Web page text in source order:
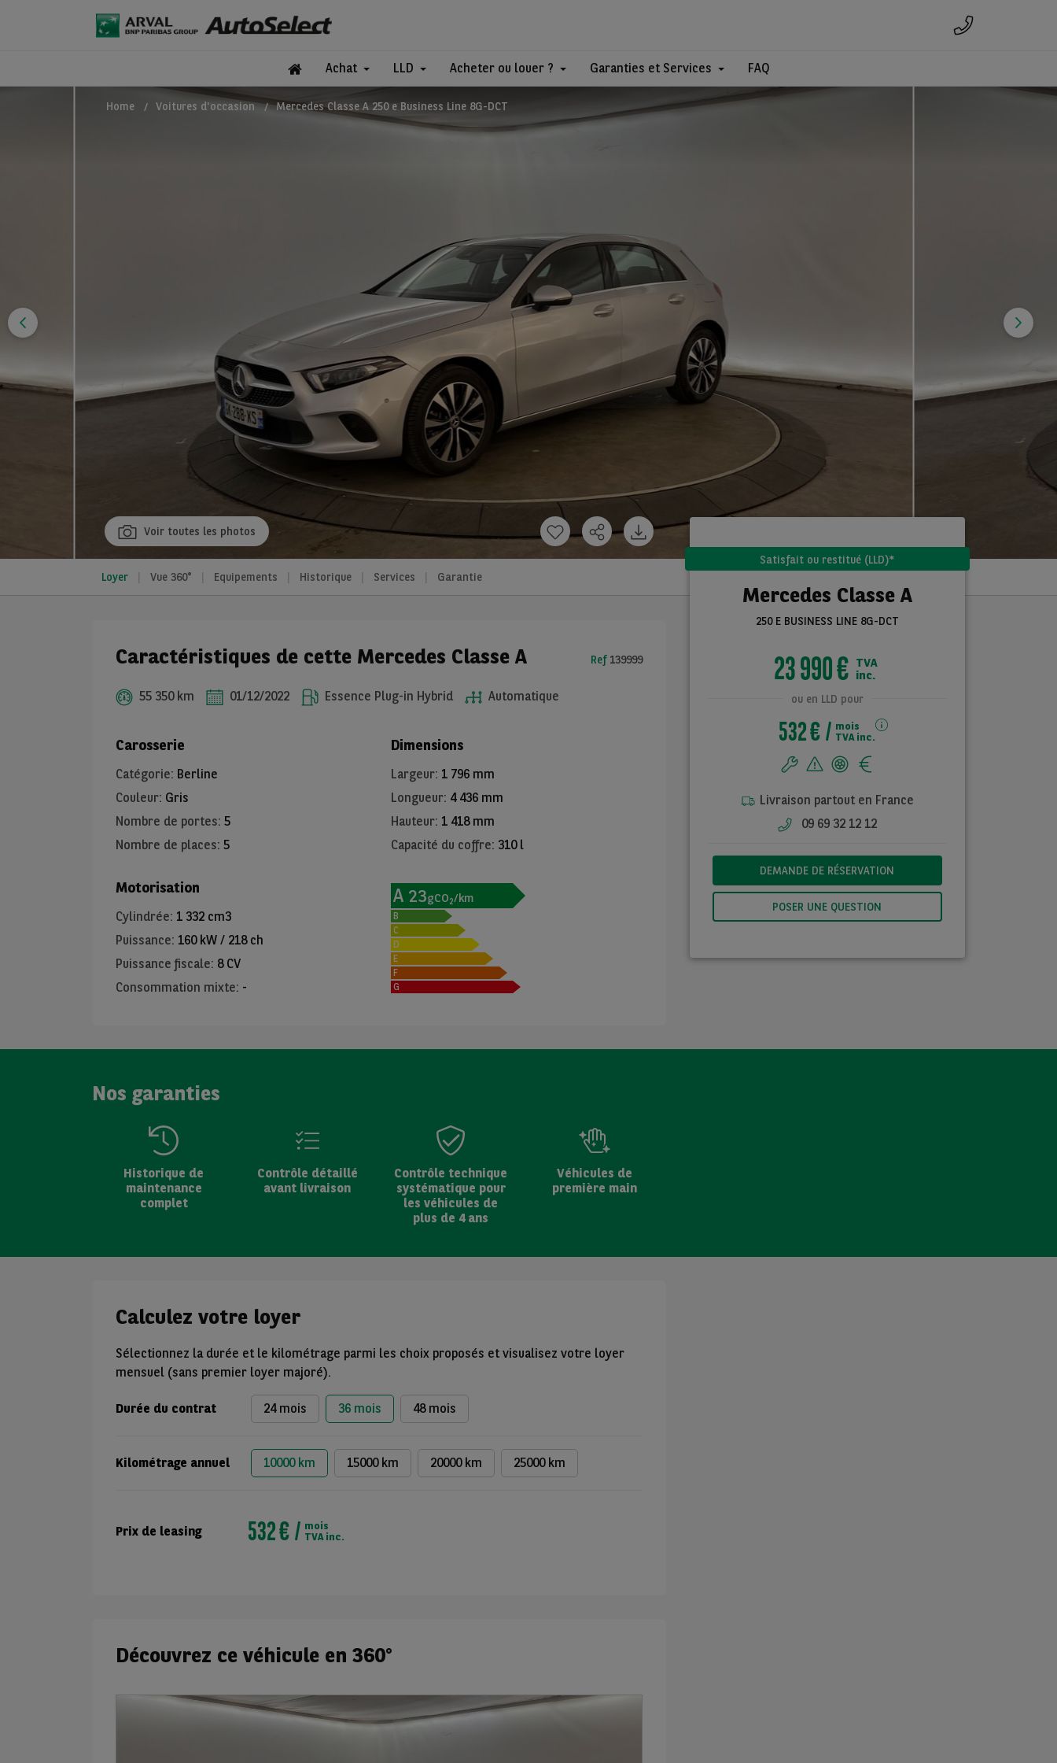
Achat LLD Acheter ou louer ? Garanties et Services FAQ
Home Voitures d'occasion Mercedes Classe A 250 e Business Line 8G-DCT
Voir toutes les photos
Loyer Vue 360° Equipements Historique Services Garantie
Satisfait ou restitué (LLD)*
Mercedes Classe A
250 E BUSINESS LINE 8G-DCT
23 990 € TVA
inc.
ou en LLD pour
532 €
mois
TVA inc.
Livraison partout en France
09 69 32 12 12
DEMANDE DE RÉSERVATION
POSER UNE QUESTION
Caractéristiques de cette Mercedes Classe A
55 350 km 01/12/2022 Essence Plug-in Hybrid Automatique
Ref 139999
Carosserie
Catégorie: Berline
Couleur: Gris
Nombre de portes: 5
Nombre de places: 5
Dimensions
Largeur: 1 796 mm
Longueur: 4 436 mm
Hauteur: 1 418 mm
Capacité du coffre: 310 l
Motorisation
Cylindrée: 1 332 cm3
Puissance: 160 kW / 218 ch
Puissance fiscale: 8 CV
Consommation mixte: -
A 23gCO2/km
B
C
D
E
F
G
Nos garanties
Historique de
maintenance
complet
Contrôle détaillé
avant livraison
Contrôle technique
systématique pour
les véhicules de
plus de 4 ans
Véhicules de
première main
Calculez votre loyer
Sélectionnez la durée et le kilométrage parmi les choix proposés et visualisez votre loyer
mensuel (sans premier loyer majoré).
Durée du contrat 24 mois 36 mois 48 mois
Kilométrage annuel 10000 km 15000 km 20000 km 25000 km
Prix de leasing 532 €
mois
TVA inc.
Découvrez ce véhicule en 360°